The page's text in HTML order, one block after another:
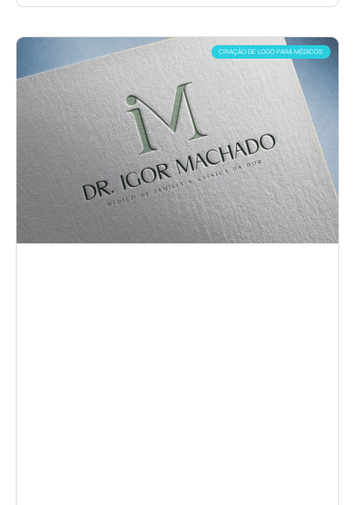
CRIAÇÃO DE LOGO PARA MÉDICOS